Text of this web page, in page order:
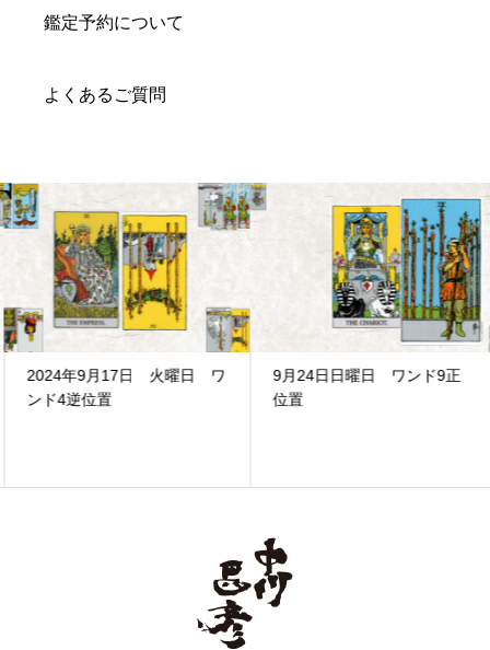
鑑定予約について
よくあるご質問
2024年9月17日 火曜日 ワ
ンド4逆位置
9月24日日曜日 ワンド9正
位置